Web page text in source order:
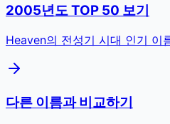
2005년도 TOP 50 보기
Heaven의 전성기 시대 인기 이
다른 이름과 비교하기